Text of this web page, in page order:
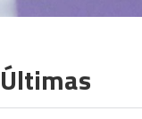
Últimas